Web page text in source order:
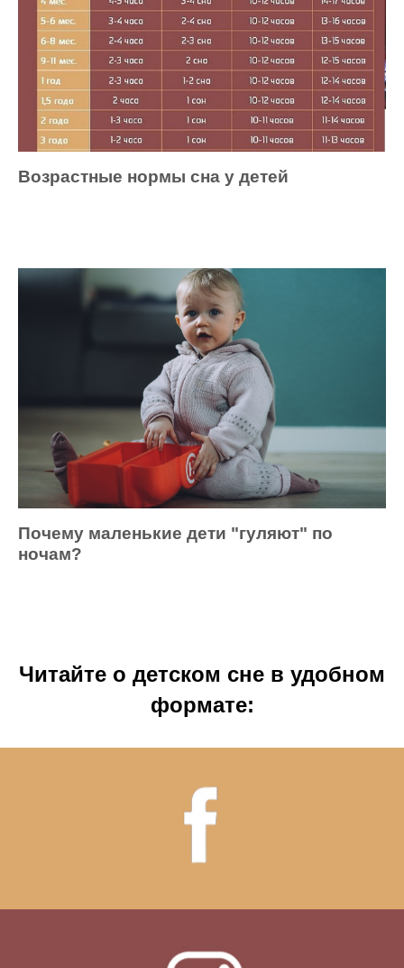
Возрастные нормы сна у детей
Почему маленькие дети "гуляют" по
ночам?
Читайте о детском сне в удобном
формате: